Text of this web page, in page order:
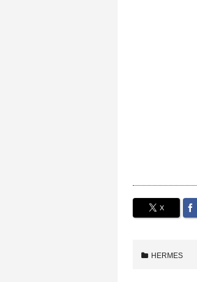
X
HERMES